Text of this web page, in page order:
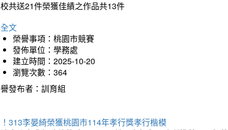
共送21件榮獲佳績之作品共13件
文
榮譽事項：桃園市競賽
發佈單位：學務處
建立時間：2025-10-20
瀏覽次數：364
發布者：訓育組
313李晏綺榮獲桃園市114年孝行獎孝行楷模